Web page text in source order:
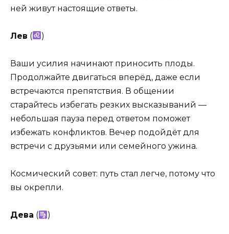
ней живут настоящие ответы.
Лев ( )
Ваши усилия начинают приносить плоды.
Продолжайте двигаться вперёд, даже если
встречаются препятствия. В общении
старайтесь избегать резких высказываний —
небольшая пауза перед ответом поможет
избежать конфликтов. Вечер подойдёт для
встречи с друзьями или семейного ужина.
Космический совет: путь стал легче, потому что
вы окрепли.
Дева ( )